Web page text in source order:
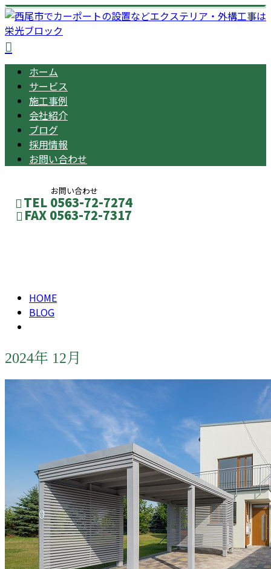
ホーム
サービス
施工事例
会社紹介
ブログ
採用情報
お問い合わせ
お問い合わせ
TEL 0563-72-7274
FAX 0563-72-7317
HOME
BLOG
2024年 12月